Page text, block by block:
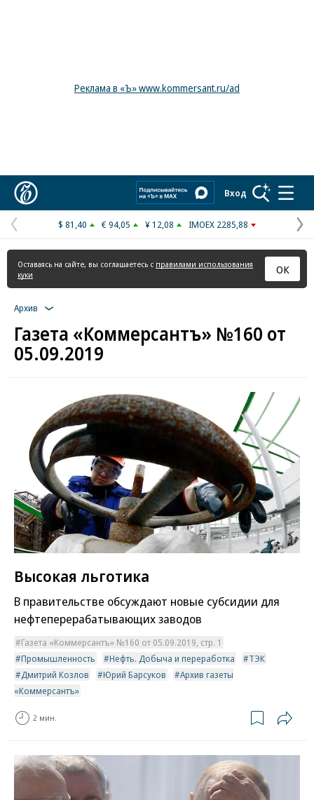
Реклама в «Ъ» www.kommersant.ru/ad
Вход
Предыдущая
страница
$ 81,40 € 94,05 ¥ 12,08 IMOEX 2285,88
Оставаясь на сайте, вы соглашаетесь с правилами использования
куки
ОК
Архив
Газета «Коммерсантъ» №160 от
05.09.2019
Высокая льготика
В правительстве обсуждают новые субсидии для
нефтеперерабатывающих заводов
Газета «Коммерсантъ» №160 от 05.09.2019, стр. 1
Промышленность
Нефть. Добыча и переработка
ТЭК
Дмитрий Козлов
Юрий Барсуков
Архив газеты
«Коммерсантъ»
2 мин.